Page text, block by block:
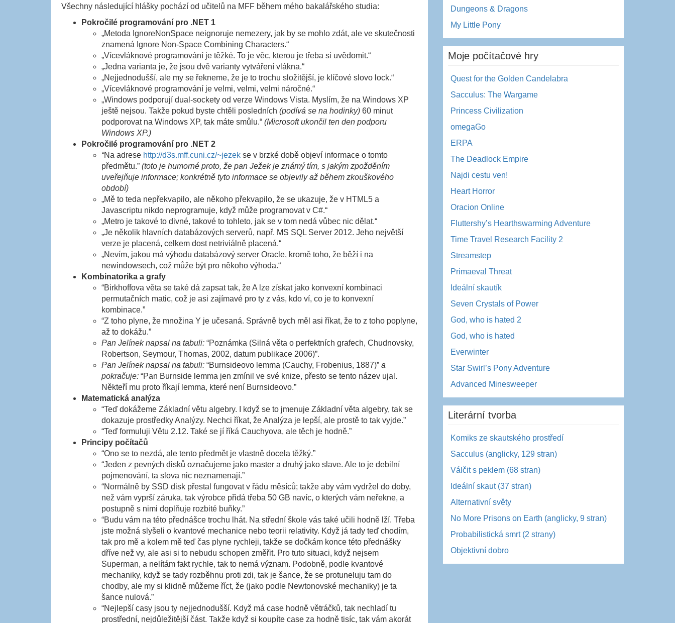
Všechny následující hlášky pochází od učitelů na MFF během mého bakalářského studia:
Pokročilé programování pro .NET 1
„Metoda IgnoreNonSpace neignoruje nemezery, jak by se mohlo zdát, ale ve skutečnosti
znamená Ignore Non-Space Combining Characters.“
„Vícevláknové programování je těžké. To je věc, kterou je třeba si uvědomit.“
„Jedna varianta je, že jsou dvě varianty vytváření vlákna.“
„Nejjednodušší, ale my se řekneme, že je to trochu složitější, je klíčové slovo lock.“
„Vícevláknové programování je velmi, velmi, velmi náročné.“
„Windows podporují dual-sockety od verze Windows Vista. Myslím, že na Windows XP
ještě nejsou. Takže pokud byste chtěli posledních (podívá se na hodinky) 60 minut
podporovat na Windows XP, tak máte smůlu.“ (Microsoft ukončil ten den podporu
Windows XP.)
Pokročilé programování pro .NET 2
“Na adrese http://d3s.mff.cuni.cz/~jezek se v brzké době objeví informace o tomto
předmětu.” (toto je humorné proto, že pan Ježek je známý tím, s jakým zpožděním
uveřejňuje informace; konkrétně tyto informace se objevily až během zkouškového
období)
„Mě to teda nepřekvapilo, ale někoho překvapilo, že se ukazuje, že v HTML5 a
Javascriptu nikdo neprogramuje, když může programovat v C#.“
„Metro je takové to divné, takové to tohleto, jak se v tom nedá vůbec nic dělat.“
„Je několik hlavních databázových serverů, např. MS SQL Server 2012. Jeho největší
verze je placená, celkem dost netriviálně placená.“
„Nevím, jakou má výhodu databázový server Oracle, kromě toho, že běží i na
newindowsech, což může být pro někoho výhoda.“
Kombinatorika a grafy
“Birkhoffova věta se také dá zapsat tak, že A lze získat jako konvexní kombinaci
permutačních matic, což je asi zajímavé pro ty z vás, kdo ví, co je to konvexní
kombinace.”
“Z toho plyne, že množina Y je učesaná. Správně bych měl asi říkat, že to z toho poplyne,
až to dokážu.”
Pan Jelínek napsal na tabuli: “Poznámka (Silná věta o perfektních grafech, Chudnovsky,
Robertson, Seymour, Thomas, 2002, datum publikace 2006)”.
Pan Jelínek napsal na tabuli: “Burnsideovo lemma (Cauchy, Frobenius, 1887)” a
pokračuje: “Pan Burnside lemma jen zmínil ve své knize, přesto se tento název ujal.
Někteří mu proto říkají lemma, které není Burnsideovo.”
Matematická analýza
“Teď dokážeme Základní větu algebry. I když se to jmenuje Základní věta algebry, tak se
dokazuje prostředky Analýzy. Nechci říkat, že Analýza je lepší, ale prostě to tak vyjde.”
“Teď formuluji Větu 2.12. Také se jí říká Cauchyova, ale těch je hodně.”
Principy počítačů
“Ono se to nezdá, ale tento předmět je vlastně docela těžký.”
“Jeden z pevných disků označujeme jako master a druhý jako slave. Ale to je debilní
pojmenování, ta slova nic neznamenají.”
“Normálně by SSD disk přestal fungovat v řádu měsíců; takže aby vám vydržel do doby,
než vám vyprší záruka, tak výrobce přidá třeba 50 GB navíc, o kterých vám neřekne, a
postupně s nimi doplňuje rozbité buňky.”
“Budu vám na této přednášce trochu lhát. Na střední škole vás také učili hodně lží. Třeba
jste možná slyšeli o kvantové mechanice nebo teorii relativity. Když já tady teď chodím,
tak pro mě a kolem mě teď čas plyne rychleji, takže se dočkám konce této přednášky
dříve než vy, ale asi si to nebudu schopen změřit. Pro tuto situaci, když nejsem
Superman, a nelítám fakt rychle, tak to nemá význam. Podobně, podle kvantové
mechaniky, když se tady rozběhnu proti zdi, tak je šance, že se protuneluju tam do
chodby, ale my si klidně můžeme říct, že (jako podle Newtonovské mechaniky) je ta
šance nulová.”
“Nejlepší casy jsou ty nejjednodušší. Když má case hodně větráčků, tak nechladí tu
prostřední, nejdůležitější část. Takže když si koupíte case za hodně tisíc, tak vám akorát
Dungeons & Dragons
My Little Pony
Moje počítačové hry
Quest for the Golden Candelabra
Sacculus: The Wargame
Princess Civilization
omegaGo
ERPA
The Deadlock Empire
Najdi cestu ven!
Heart Horror
Oracion Online
Fluttershy’s Hearthswarming Adventure
Time Travel Research Facility 2
Streamstep
Primaeval Threat
Ideální skautík
Seven Crystals of Power
God, who is hated 2
God, who is hated
Everwinter
Star Swirl’s Pony Adventure
Advanced Minesweeper
Literární tvorba
Komiks ze skautského prostředí
Sacculus (anglicky, 129 stran)
Válčit s peklem (68 stran)
Ideální skaut (37 stran)
Alternativní světy
No More Prisons on Earth (anglicky, 9 stran)
Probabilistická smrt (2 strany)
Objektivní dobro